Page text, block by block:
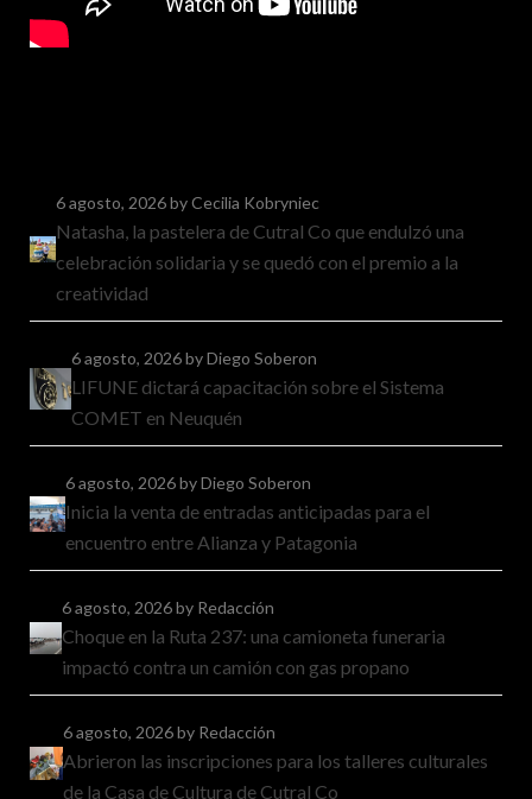
6 agosto, 2026by Cecilia Kobryniec
Natasha, la pastelera de Cutral Co que endulzó una
celebración solidaria y se quedó con el premio a la
creatividad
6 agosto, 2026by Diego Soberon
LIFUNE dictará capacitación sobre el Sistema
COMET en Neuquén
6 agosto, 2026by Diego Soberon
Inicia la venta de entradas anticipadas para el
encuentro entre Alianza y Patagonia
6 agosto, 2026by Redacción
Choque en la Ruta 237: una camioneta funeraria
impactó contra un camión con gas propano
6 agosto, 2026by Redacción
Abrieron las inscripciones para los talleres culturales
de la Casa de Cultura de Cutral Co